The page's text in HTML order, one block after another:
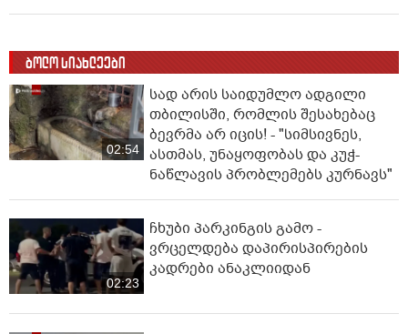
ბოლო სიახლეები
02:54
სად არის საიდუმლო ადგილი
თბილისში, რომლის შესახებაც
ბევრმა არ იცის! - "სიმსივნეს,
ასთმას, უნაყოფობას და კუჭ-
ნაწლავის პრობლემებს კურნავს"
02:23
ჩხუბი პარკინგის გამო -
ვრცელდება დაპირისპირების
კადრები ანაკლიიდან